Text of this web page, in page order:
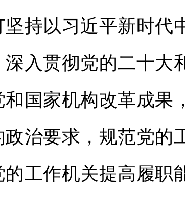
持以习近平新时代
入贯彻党的二十大
国家机构改革成果，
治要求，规范党的
工作机关提高履职